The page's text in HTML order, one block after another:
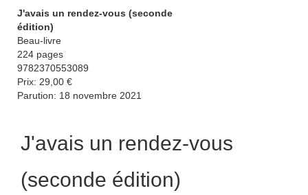
J'avais un rendez-vous (seconde
édition)
Beau-livre
224 pages
9782370553089
Prix: 29,00 €
Parution: 18 novembre 2021
J'avais un rendez-vous
(seconde édition)